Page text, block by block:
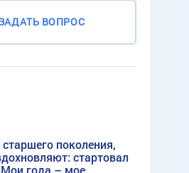
ВОПРОС
поколения,
стартовал
года – мое